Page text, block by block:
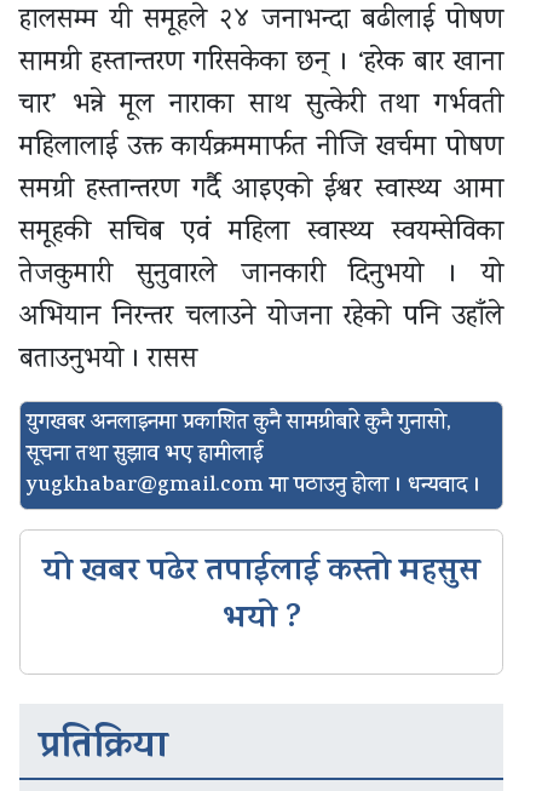
हालसम्म यी समूहले २४ जनाभन्दा बढीलाई पोषण
सामग्री हस्तान्तरण गरिसकेका छन् । ‘हरेक बार खाना
चार’ भन्ने मूल नाराका साथ सुत्केरी तथा गर्भवती
महिलालाई उक्त कार्यक्रममार्फत नीजि खर्चमा पोषण
समग्री हस्तान्तरण गर्दै आइएको ईश्वर स्वास्थ्य आमा
समूहकी सचिब एवंं महिला स्वास्थ्य स्वयम्सेविका
तेजकुमारी सुनुवारले जानकारी दिनुभयो । यो
अभियान निरन्तर चलाउने योजना रहेको पनि उहाँले
बताउनुभयो । रासस
युगखबर अनलाइनमा प्रकाशित कुनै सामग्रीबारे कुनै गुनासो,
सूचना तथा सुझाव भए हामीलाई
yugkhabar@gmail.comमा पठाउनु होला । धन्यवाद ।
यो खबर पढेर तपाईलाई कस्तो महसुस
भयो ?
प्रतिक्रिया